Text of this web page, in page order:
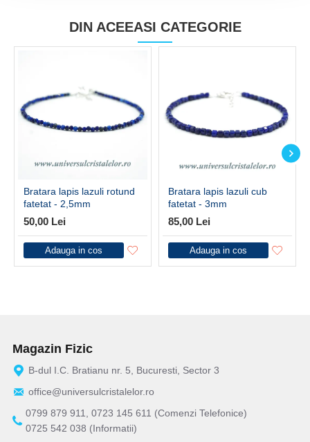
DIN ACEEASI CATEGORIE
Bratara lapis lazuli rotund
fatetat - 2,5mm
50,00 Lei
Adauga in cos
Bratara lapis lazuli cub
fatetat - 3mm
85,00 Lei
Adauga in cos
Magazin Fizic
B-dul I.C. Bratianu nr. 5, Bucuresti, Sector 3
office@universulcristalelor.ro
0799 879 911, 0723 145 611 (Comenzi Telefonice)
0725 542 038 (Informatii)